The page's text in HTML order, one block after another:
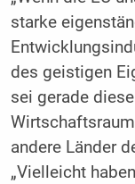
starke
des geistigen
sei gerade
andere Länder
„Vielleicht